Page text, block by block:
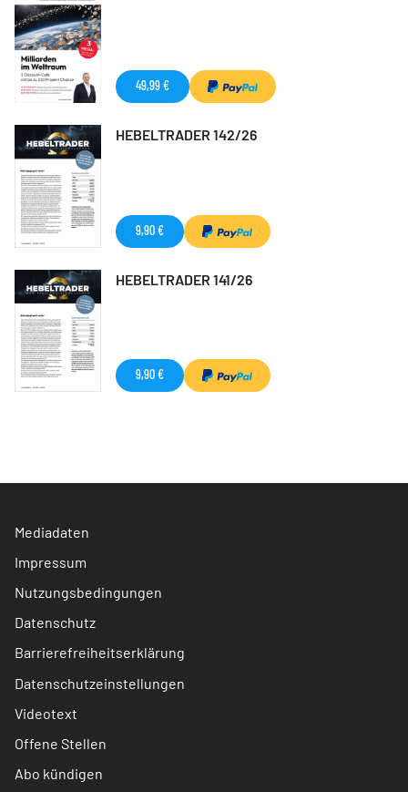
49,99 €
HEBELTRADER 142/26
9,90 €
HEBELTRADER 141/26
9,90 €
Mediadaten
Impressum
Nutzungsbedingungen
Datenschutz
Barrierefreiheitserklärung
Datenschutzeinstellungen
Videotext
Offene Stellen
Abo kündigen